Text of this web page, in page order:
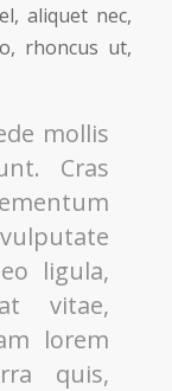
aliquet nec,
rhoncus ut,
mollis
Cras
ligula,
vitae,
lorem
quis,